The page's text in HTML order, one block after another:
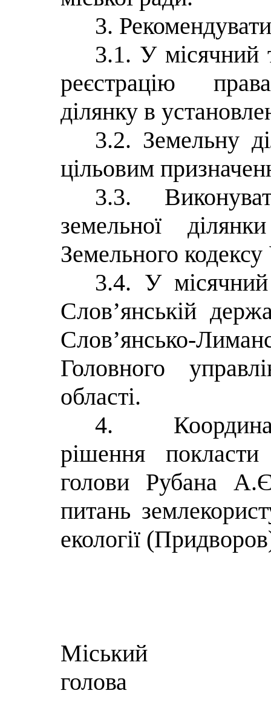
3.
3.1. У місячний
реєстрацію
ділянку в
3.2. Земельну
цільовим
3.3.
земельної
Земельного кодексу
3.4. У
Слов’янській
Слов’янсько-
Головного
області.
4.
рішення
голови Рубана
питань
екології
Міський